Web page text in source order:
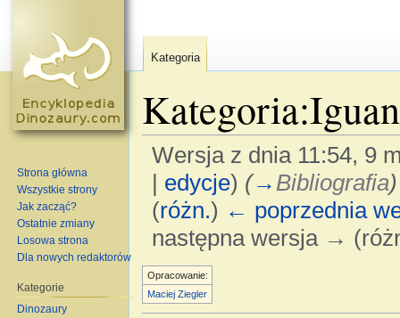
Wersja z dnia 11:54, 9
edycje) (→ Bibliografia)
(różn.) ← poprzednia
następna wersja →
Opracowanie:
Maciej Ziegler
Kategoria
Strona główna
Wszystkie strony
Jak zacząć?
Ostatnie zmiany
Losowa strona
Dla nowych redaktorów
Kategorie
Dinozaury